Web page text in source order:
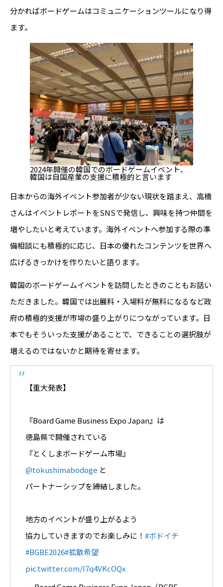
分かればボードゲームはコミュニケーションツールになり得
ます。
2024年開催の韓国でのボードゲームイベント、
韓国は自国産業の支援に積極的と言います
日本からの海外イベント参加者が少ない現状を踏まえ、高橋
さんはイベントレポートをSNSで発信し、興味を持つ仲間を
増やしたいと考えています。海外イベントへ参加する際の準
備相談にも積極的に応じ、日本の優れたコンテンツを世界へ
広げるきっかけを作りたいと語ります。
韓国のボードゲームイベントを訪問したときのこともお話い
ただきました。韓国では出展料・入場料が無料になるなど政
府の積極的支援が市場の盛り上がりにつながっています。日
本でもそういった支援があることで、できることの選択肢が
増えるのではないかと期待を寄せます。
【重大発表】
『Board Game Business Expo Japan』は
徳島県で開催されている
『とくしまボードゲーム市場』
@tokushimabodoge と
パートナーシップを締結しました。
地方のイベントが盛り上がるよう
協力していきますのでお楽しみに！ #ボドイチ
#BGBE2026#拡散希望
pic.twitter.com/l7q4VKcOQx